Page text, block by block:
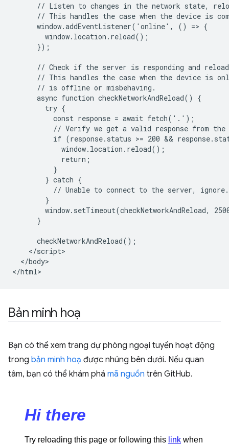
// Listen to changes in the network state,
// This handles the case when the device is
      window.addEventListener('online', () => {
        window.location.reload();
      });
// Check if the server is responding and
// This handles the case when the device is
      // is offline or misbehaving.
      async function checkNetworkAndReload() {
        try {
          const response = await fetch('.');
// Verify we get a valid response from the
if (response.status >= 200 &&
            window.location.reload();
            return;
          }
        } catch {
          // Unable to connect to the server, ignore.
        }
window.setTimeout(checkNetworkAndReload,
      }
      checkNetworkAndReload();
    </script>
  </body>
Bản minh hoạ
Bạn có thể xem trang dự phòng ngoại tuyến hoạt động
trong bản minh hoạ được nhúng bên dưới. Nếu quan
tâm, bạn có thể khám phá mã nguồn trên GitHub.